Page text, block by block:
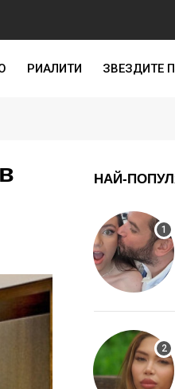
РИАЛИТИ ЗВЕЗДИТЕ
НАЙ-